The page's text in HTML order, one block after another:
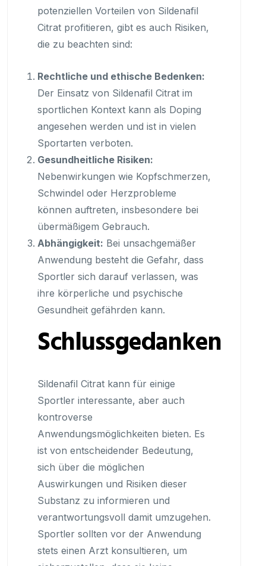
potenziellen Vorteilen von Sildenafil
Citrat profitieren, gibt es auch Risiken,
die zu beachten sind:
Rechtliche und ethische Bedenken:
Der Einsatz von Sildenafil Citrat im
sportlichen Kontext kann als Doping
angesehen werden und ist in vielen
Sportarten verboten.
Gesundheitliche Risiken:
Nebenwirkungen wie Kopfschmerzen,
Schwindel oder Herzprobleme
können auftreten, insbesondere bei
übermäßigem Gebrauch.
Abhängigkeit: Bei unsachgemäßer
Anwendung besteht die Gefahr, dass
Sportler sich darauf verlassen, was
ihre körperliche und psychische
Gesundheit gefährden kann.
Schlussgedanken
Sildenafil Citrat kann für einige
Sportler interessante, aber auch
kontroverse
Anwendungsmöglichkeiten bieten. Es
ist von entscheidender Bedeutung,
sich über die möglichen
Auswirkungen und Risiken dieser
Substanz zu informieren und
verantwortungsvoll damit umzugehen.
Sportler sollten vor der Anwendung
stets einen Arzt konsultieren, um